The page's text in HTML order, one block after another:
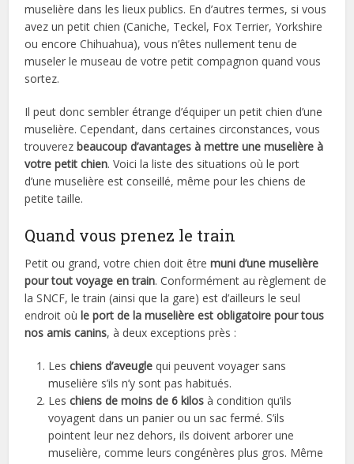
muselière dans les lieux publics. En d’autres termes, si vous
avez un petit chien (Caniche, Teckel, Fox Terrier, Yorkshire
ou encore Chihuahua), vous n’êtes nullement tenu de
museler le museau de votre petit compagnon quand vous
sortez.
Il peut donc sembler étrange d’équiper un petit chien d’une
muselière. Cependant, dans certaines circonstances, vous
trouverezbeaucoup d’avantages à mettre une muselière à
votre petit chien. Voici la liste des situations où le port
d’une muselière est conseillé, même pour les chiens de
petite taille.
Quand vous prenez le train
Petit ou grand, votre chien doit êtremuni d’une muselière
pour tout voyage en train. Conformément au règlement de
la SNCF, le train (ainsi que la gare) est d’ailleurs le seul
endroit oùle port de la muselière est obligatoire pour tous
nos amis canins, à deux exceptions près :
Leschiens d’aveugle qui peuvent voyager sans
muselière s’ils n’y sont pas habitués.
Leschiens de moins de 6 kilos à condition qu’ils
voyagent dans un panier ou un sac fermé. S’ils
pointent leur nez dehors, ils doivent arborer une
muselière, comme leurs congénères plus gros. Même